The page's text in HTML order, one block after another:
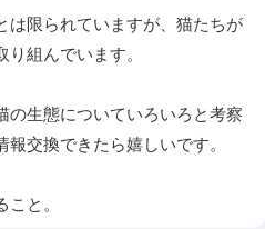
は限られていますが、猫たちが
組んでいます。
の生態についていろいろと考察
交換できたら嬉しいです。
と。